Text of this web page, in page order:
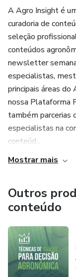
A Agro Insight é
curadoria de
seleção
conteúdos
newsletter
especialistas,
principais áreas
nossa Plataforma
também parcerias
especialistas na
conteúd...
Mostrar mais
Outros
conteúdo